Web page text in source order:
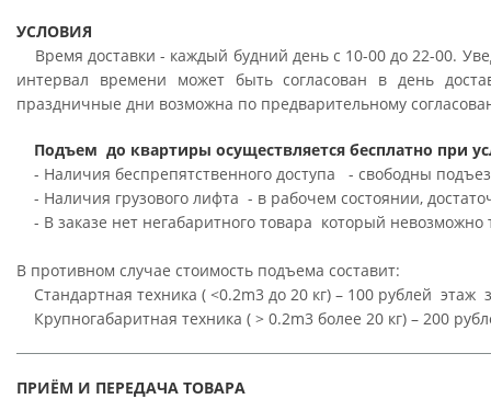
УСЛОВИЯ
Время доставки - каждый будний день с 10-00 до 22-00.
интервал времени может быть согласован в день
праздничные дни возможна по предварительному
Подъем до квартиры осуществляется бесплатно при
- Наличия беспрепятственного доступа - свободны
- Наличия грузового лифта - в рабочем состоянии,
- В заказе нет негабаритного товара который невозможно
В противном случае стоимость подъема составит:
Стандартная техника ( <0.2m3 до 20 кг) – 100 рублей этаж
Крупногабаритная техника ( > 0.2m3 более 20 кг) – 200
ПРИЁМ И ПЕРЕДАЧА ТОВАРА